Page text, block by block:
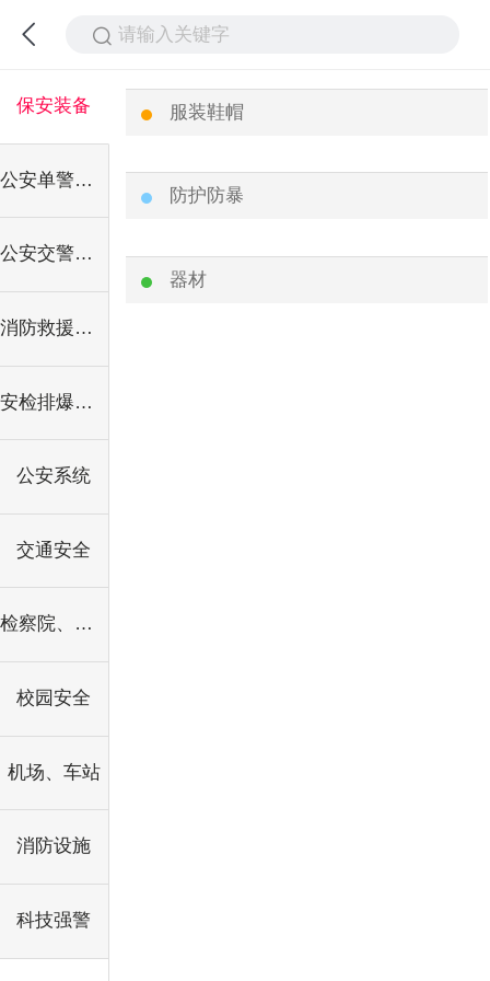
请输入关键字
保安装备
公安单警装备
公安交警装备
消防救援装备
安检排爆装备
公安系统
交通安全
检察院、法院
校园安全
机场、车站
消防设施
科技强警
服装鞋帽
防护防暴
器材